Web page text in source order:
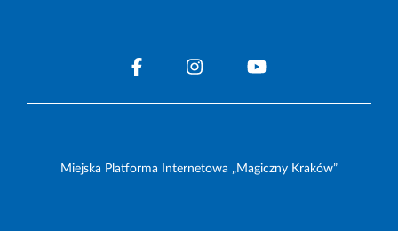
Miejska Platforma Internetowa „Magiczny Kraków”